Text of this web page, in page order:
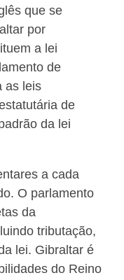
que se
por
a lei
de
as leis
de
da lei
a cada
O parlamento
da
tributação,
lei. Gibraltar é
do Reino